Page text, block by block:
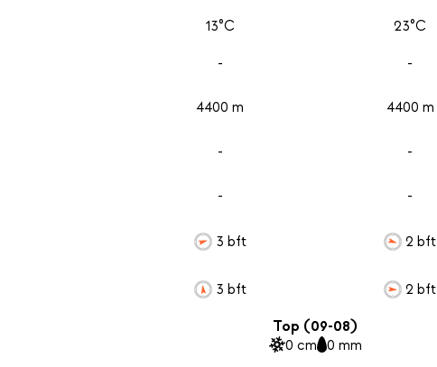
13°C
-
4400 m
-
-
3 bft
3 bft
23°C
-
4400 m
-
-
2 bft
2 bft
Top (09-08)
0 cm 0 mm